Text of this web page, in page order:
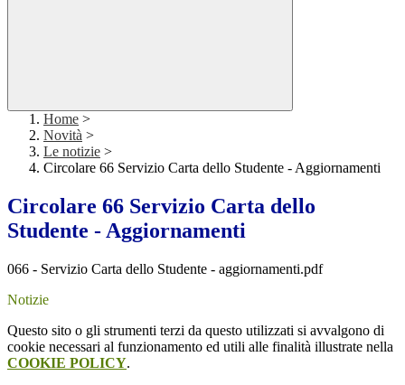
Home >
Novità >
Le notizie >
Circolare 66 Servizio Carta dello Studente - Aggiornamenti
Circolare 66 Servizio Carta dello
Studente - Aggiornamenti
066 - Servizio Carta dello Studente - aggiornamenti.pdf
Notizie
Questo sito o gli strumenti terzi da questo utilizzati si avvalgono di
cookie necessari al funzionamento ed utili alle finalità illustrate nella
COOKIE POLICY.